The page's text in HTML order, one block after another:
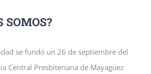
SOMOS?
se fundó un 26 de septiembre del
Central Presbiteriana de Mayagüez